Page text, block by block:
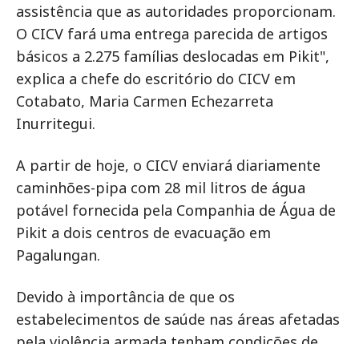
assistência que as autoridades proporcionam.
O CICV fará uma entrega parecida de artigos
básicos a 2.275 famílias deslocadas em Pikit",
explica a chefe do escritório do CICV em
Cotabato, Maria Carmen Echezarreta
Inurritegui.
A partir de hoje, o CICV enviará diariamente
caminhões-pipa com 28 mil litros de água
potável fornecida pela Companhia de Água de
Pikit a dois centros de evacuação em
Pagalungan.
Devido à importância de que os
estabelecimentos de saúde nas áreas afetadas